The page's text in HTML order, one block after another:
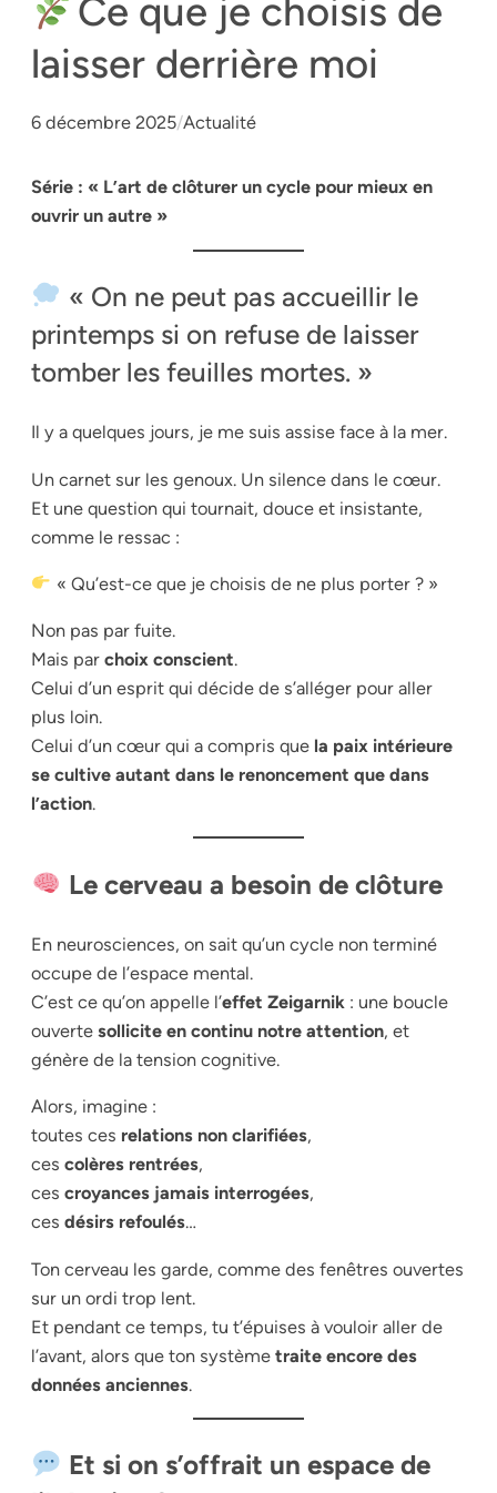
Ce que je choisis de
laisser derrière moi
6 décembre 2025/Actualité
Série : « L’art de clôturer un cycle pour mieux en
ouvrir un autre »
« On ne peut pas accueillir le
printemps si on refuse de laisser
tomber les feuilles mortes. »
Il y a quelques jours, je me suis assise face à la mer.
Un carnet sur les genoux. Un silence dans le cœur.
Et une question qui tournait, douce et insistante,
comme le ressac :
« Qu’est-ce que je choisis de ne plus porter ? »
Non pas par fuite.
Mais par choix conscient.
Celui d’un esprit qui décide de s’alléger pour aller
plus loin.
Celui d’un cœur qui a compris que la paix intérieure
se cultive autant dans le renoncement que dans
l’action.
Le cerveau a besoin de clôture
En neurosciences, on sait qu’un cycle non terminé
occupe de l’espace mental.
C’est ce qu’on appelle l’effet Zeigarnik : une boucle
ouverte sollicite en continu notre attention, et
génère de la tension cognitive.
Alors, imagine :
toutes ces relations non clarifiées,
ces colères rentrées,
ces croyances jamais interrogées,
ces désirs refoulés…
Ton cerveau les garde, comme des fenêtres ouvertes
sur un ordi trop lent.
Et pendant ce temps, tu t’épuises à vouloir aller de
l’avant, alors que ton système traite encore des
données anciennes.
Et si on s’offrait un espace de